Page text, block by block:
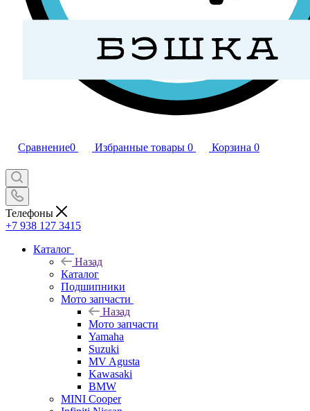
Сравнение0 Избранные товары 0 Корзина 0
Телефоны
+7 938 127 3415
Каталог
Назад
Каталог
Подшипники
Мото запчасти
Назад
Мото запчасти
Yamaha
Suzuki
MV Agusta
Kawasaki
BMW
MINI Cooper